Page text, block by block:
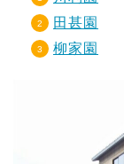
田甚園
柳家園